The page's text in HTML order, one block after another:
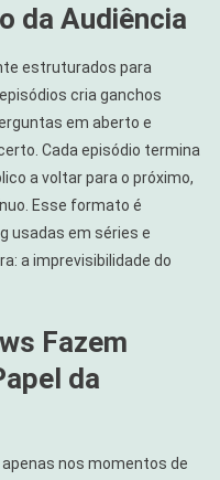
da Audiência
estruturados para
cria ganchos
em aberto e
Cada episódio termina
a voltar para o próximo,
Esse formato é
usadas em séries e
a imprevisibilidade do
Fazem
da
nos momentos de